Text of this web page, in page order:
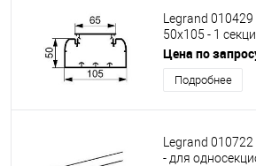
Legrand
50x105 - 1
длина 2 метра -
Цена по
Подробнее
Legrand
- для